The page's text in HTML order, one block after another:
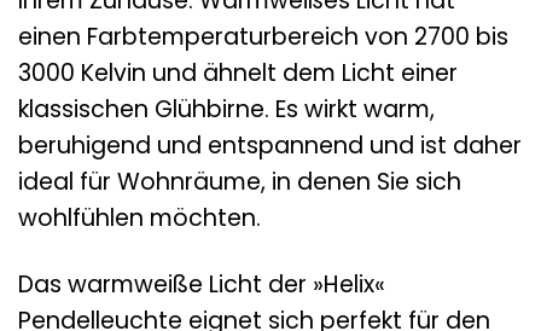
einen Farbtemperaturbereich von 2700 bis
3000 Kelvin und ähnelt dem Licht einer
klassischen Glühbirne. Es wirkt warm,
beruhigend und entspannend und ist daher
ideal für Wohnräume, in denen Sie sich
wohlfühlen möchten.
Das warmweiße Licht der »Helix«
Pendelleuchte eignet sich perfekt für den